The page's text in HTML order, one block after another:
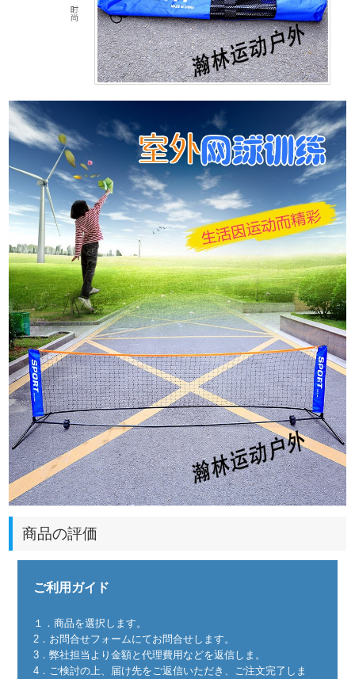
商品の評価
ご利用ガイド
１．商品を選択します。
2．お問合せフォームにてお問合せします。
3．弊社担当より金額と代理費用などを返信しま。
4．ご検討の上、届け先をご返信いただき、ご注文完了しま